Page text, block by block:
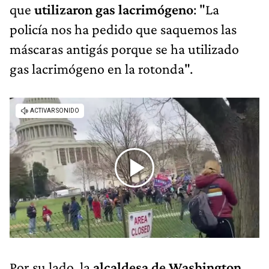
que utilizaron gas lacrimógeno: "La
policía nos ha pedido que saquemos las
máscaras antigás porque se ha utilizado
gas lacrimógeno en la rotonda".